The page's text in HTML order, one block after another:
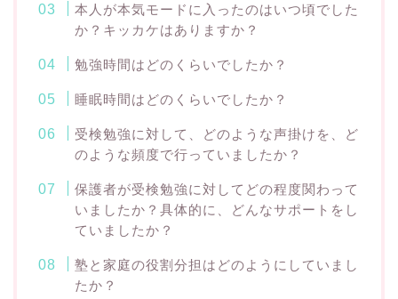
本人が本気モードに入ったのはいつ頃でした
か？キッカケはありますか？
勉強時間はどのくらいでしたか？
睡眠時間はどのくらいでしたか？
受検勉強に対して、どのような声掛けを、ど
のような頻度で行っていましたか？
保護者が受検勉強に対してどの程度関わって
いましたか？具体的に、どんなサポートをし
ていましたか？
塾と家庭の役割分担はどのようにしていまし
たか？